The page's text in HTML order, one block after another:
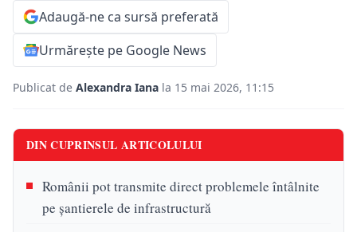
Adaugă-ne ca sursă preferată
Urmărește pe Google News
Publicat de Alexandra Iana la 15 mai 2026, 11:15
DIN CUPRINSUL ARTICOLULUI
Românii pot transmite direct problemele întâlnite
pe șantierele de infrastructură